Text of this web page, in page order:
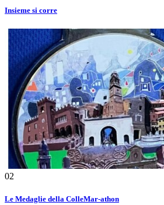
Insieme si corre
02
Le Medaglie della ColleMar-athon